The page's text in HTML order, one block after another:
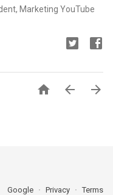
Marketing YouTube
  
Google Privacy Terms